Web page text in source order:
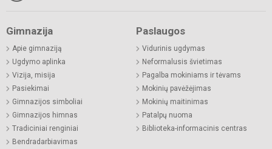
Gimnazija
Apie gimnaziją
Ugdymo aplinka
Vizija, misija
Pasiekimai
Gimnazijos simboliai
Gimnazijos himnas
Tradiciniai renginiai
Bendradarbiavimas
Paslaugos
Vidurinis ugdymas
Neformalusis švietimas
Pagalba mokiniams ir tėvams
Mokinių pavėžėjimas
Mokinių maitinimas
Patalpų nuoma
Biblioteka-informacinis centras